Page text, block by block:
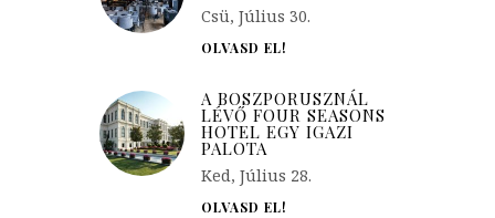
Csü, Július 30.
OLVASD EL!
A BOSZPORUSZNÁL
LÉVŐ FOUR SEASONS
HOTEL EGY IGAZI
PALOTA
Ked, Július 28.
OLVASD EL!